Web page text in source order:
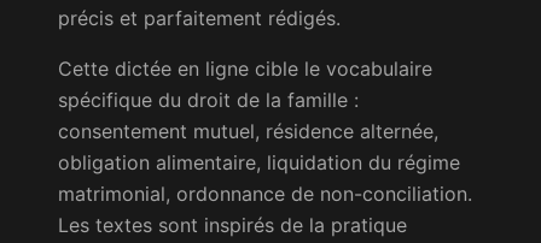
précis et parfaitement rédigés.
Cette dictée en ligne cible le vocabulaire
spécifique du droit de la famille :
consentement mutuel, résidence alternée,
obligation alimentaire, liquidation du régime
matrimonial, ordonnance de non-conciliation.
Les textes sont inspirés de la pratique